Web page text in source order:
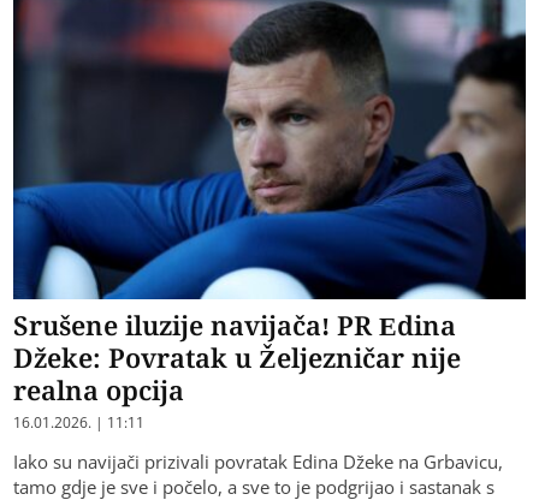
Srušene iluzije navijača! PR Edina
Džeke: Povratak u Željezničar nije
realna opcija
16.01.2026. | 11:11
Iako su navijači prizivali povratak Edina Džeke na Grbavicu,
tamo gd‌je je sve i počelo, a sve to je podgrijao i sastanak s